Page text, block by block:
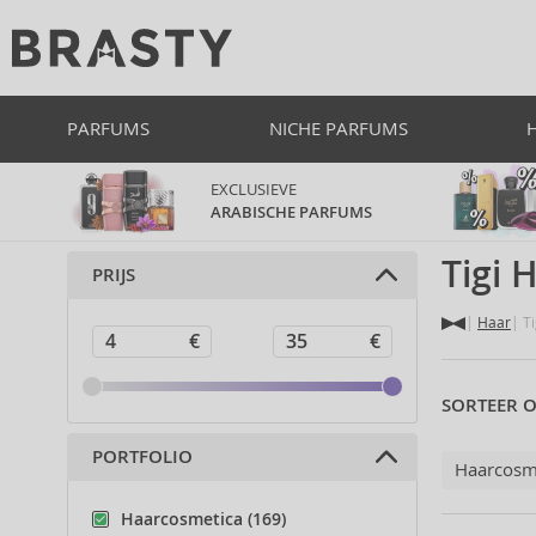
PARFUMS NICHE PARFUMS
EXCLUSIEVE
ARABISCHE PARFUMS
Tigi
Haar
SORTEER
PRIJS
PORTFOLIO
Haarcosmetica (169)